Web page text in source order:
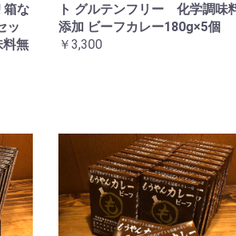
箱な
ッ
無
ト グルテンフリー 化学調味
添加 ビーフカレー180g×5個
￥3,300